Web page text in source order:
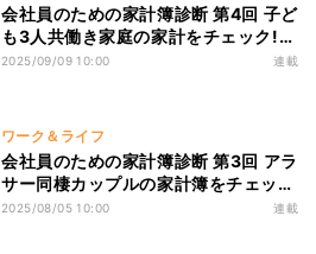
会社員のための家計簿診断 第4回 子ど
も3人共働き家庭の家計をチェック!
教育費・住宅ローン・マイカーにいく
2025/09/09 10:00 連載
ワーク＆ライフ
会社員のための家計簿診断 第3回 アラ
サー同棲カップルの家計簿をチェッ
ク! 二人暮らしにおすすめの家計管理
2025/08/05 10:00 連載